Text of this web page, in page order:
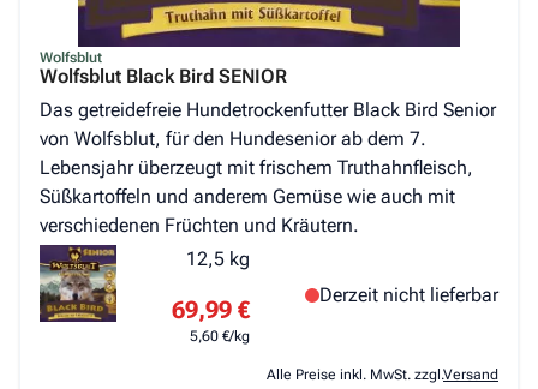
Wolfsblut
Wolfsblut Black Bird SENIOR
Das getreidefreie Hundetrockenfutter Black Bird Senior
von Wolfsblut, für den Hundesenior ab dem 7.
Lebensjahr überzeugt mit frischem Truthahnfleisch,
Süßkartoffeln und anderem Gemüse wie auch mit
verschiedenen Früchten und Kräutern.
12,5 kg
69,99 €
5,60 €/kg
Derzeit nicht lieferbar
Alle Preise inkl. MwSt. zzgl.Versand